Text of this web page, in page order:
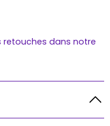
retouches dans notre